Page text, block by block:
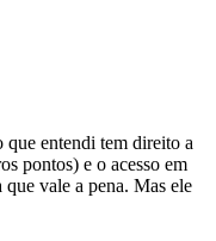
que entendi tem direito a
pontos) e o acesso em
que vale a pena. Mas ele